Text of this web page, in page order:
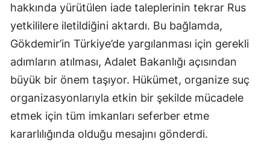
hakkında yürütülen iade taleplerinin tekrar Rus
yetkililere iletildiğini aktardı. Bu bağlamda,
Gökdemir’in Türkiye’de yargılanması için gerekli
adımların atılması, Adalet Bakanlığı açısından
büyük bir önem taşıyor. Hükümet, organize suç
organizasyonlarıyla etkin bir şekilde mücadele
etmek için tüm imkanları seferber etme
kararlılığında olduğu mesajını gönderdi.